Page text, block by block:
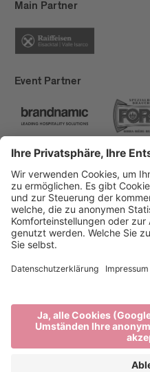
Main Partner
Event Partner
Brixen Tourismus
Privacy
Impressum
produced by